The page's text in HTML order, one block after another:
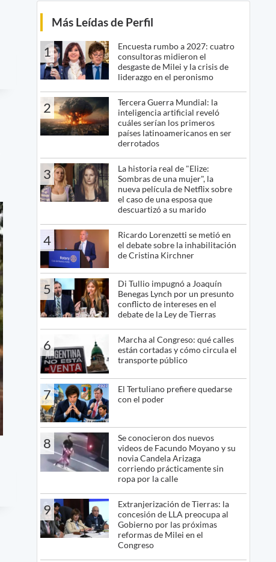
Más Leídas de Perfil
1
Encuesta rumbo a 2027: cuatro
consultoras midieron el
desgaste de Milei y la crisis de
liderazgo en el peronismo
2
Tercera Guerra Mundial: la
inteligencia artificial reveló
cuáles serían los primeros
países latinoamericanos en ser
derrotados
3
La historia real de "Elize:
Sombras de una mujer", la
nueva película de Netflix sobre
el caso de una esposa que
descuartizó a su marido
4
Ricardo Lorenzetti se metió en
el debate sobre la inhabilitación
de Cristina Kirchner
5
Di Tullio impugnó a Joaquín
Benegas Lynch por un presunto
conflicto de intereses en el
debate de la Ley de Tierras
6
Marcha al Congreso: qué calles
están cortadas y cómo circula el
transporte público
7
El Tertuliano prefiere quedarse
con el poder
8
Se conocieron dos nuevos
videos de Facundo Moyano y su
novia Candela Arizaga
corriendo prácticamente sin
ropa por la calle
9
Extranjerización de Tierras: la
concesión de LLA preocupa al
Gobierno por las próximas
reformas de Milei en el
Congreso